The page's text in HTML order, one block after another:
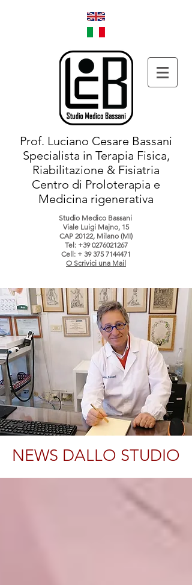
Prof. Luciano Cesare Bassani
Specialista in Terapia Fisica,
Riabilitazione & Fisiatria
Centro di Proloterapia e
Medicina rigenerativa
Studio Medico Bassani
Viale Luigi Majno, 15
CAP 20122, Milano (MI)
Tel: +39 0276021267
Cell: + 39 375 7144471
O Scrivici una Mail
NEWS DALLO STUDIO